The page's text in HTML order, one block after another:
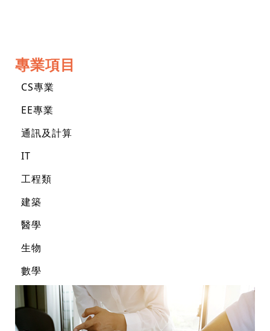
專業項目
CS專業
EE專業
通訊及計算
IT
工程類
建築
醫學
生物
數學